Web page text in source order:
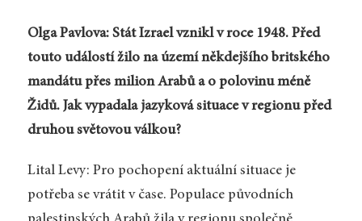
Olga Pavlova: Stát Izrael vznikl v roce 1948. Před
touto událostí žilo na území někdejšího britského
mandátu přes milion Arabů a o polovinu méně
Židů. Jak vypadala jazyková situace v regionu před
druhou světovou válkou?
Lital Levy: Pro pochopení aktuální situace je
potřeba se vrátit v čase. Populace původních